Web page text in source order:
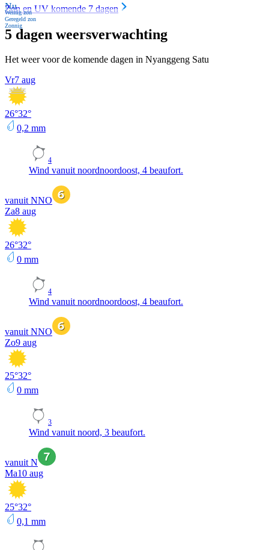
Nu
Weinig zon
Geregeld zon
Zonnig
Zon en UV komende 7 dagen
5 dagen weersverwachting
Het weer voor de komende dagen in Nyanggeng Satu
Vr7 aug
26°32°
0,2 mm
4
Wind vanuit noordnoordoost, 4 beaufort.
vanuit NNO
Za8 aug
26°32°
0 mm
4
Wind vanuit noordnoordoost, 4 beaufort.
vanuit NNO
Zo9 aug
25°32°
0 mm
3
Wind vanuit noord, 3 beaufort.
vanuit N
Ma10 aug
25°32°
0,1 mm